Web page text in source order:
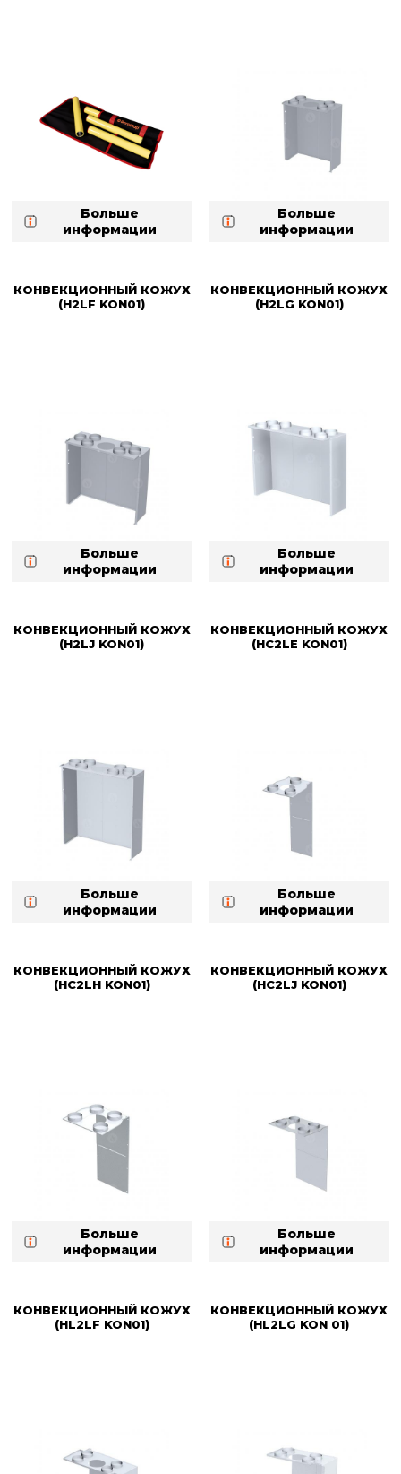
Больше
информации
Больше
информации
КОНВЕКЦИОННЫЙ КОЖУХ
(H2LF KON01)
Больше
информации
КОНВЕКЦИОННЫЙ КОЖУХ
(H2LG KON01)
Больше
информации
КОНВЕКЦИОННЫЙ КОЖУХ
(H2LJ KON01)
Больше
информации
КОНВЕКЦИОННЫЙ КОЖУХ
(HC2LE KON01)
Больше
информации
КОНВЕКЦИОННЫЙ КОЖУХ
(HC2LH KON01)
Больше
информации
КОНВЕКЦИОННЫЙ КОЖУХ
(HC2LJ KON01)
Больше
информации
КОНВЕКЦИОННЫЙ КОЖУХ
(HL2LF KON01)
КОНВЕКЦИОННЫЙ КОЖУХ
(HL2LG KON 01)